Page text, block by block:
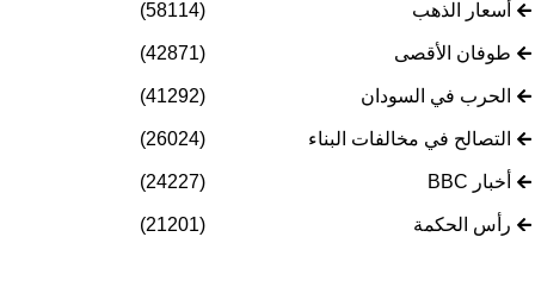
أسعار الذهب (58114)
طوفان الأقصى (42871)
الحرب في السودان (41292)
التصالح في مخالفات البناء (26024)
أخبار BBC (24227)
رأس الحكمة (21201)